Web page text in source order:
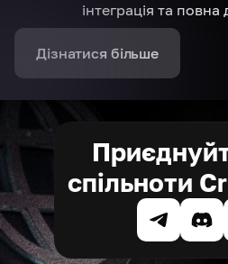
інтеграція та
Дізнатися більше
спільноти